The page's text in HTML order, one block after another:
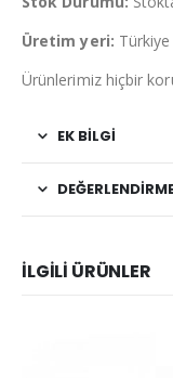
Üretim yeri: Türkiye
Ürünlerimiz hiçbir
EK BILGI
İLGILI ÜRÜNLER